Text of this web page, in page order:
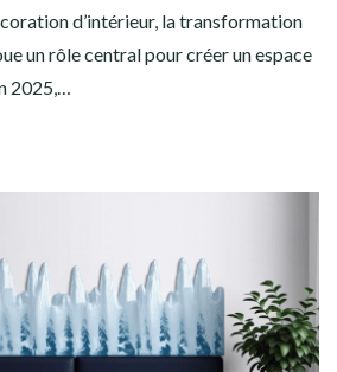
d’intérieur, la transformation
un rôle central pour créer un espace
2025,…